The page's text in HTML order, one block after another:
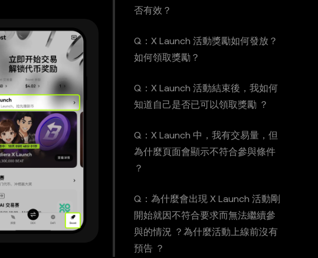
否有效？
Q：X Launch 活動獎勵如何發放？
如何領取獎勵？
Q：X Launch 活動結束後，我如何
知道自己是否已可以領取獎勵 ？
Q：X Launch 中，我有交易量，但
為什麼頁面會顯示不符合參與條件
？
Q：為什麼會出現 X Launch 活動剛
開始就因不符合要求而無法繼續參
與的情況 ？為什麼活動上線前沒有
預告 ？